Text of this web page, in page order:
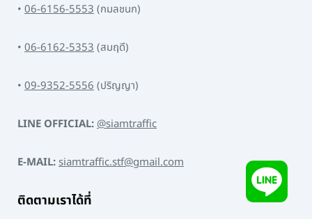
• 06-6156-5553(กมลชนก)
• 06-6162-5353(สมฤดี)
• 09-9352-5556(ปริญญา)
LINE OFFICIAL:@siamtraffic
E-MAIL:siamtraffic.stf@gmail.com
ติดตามเราได้ที่